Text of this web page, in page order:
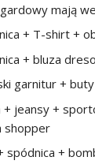
mają
+ T-shirt +
+ bluza
garnitur +
+ jeansy +
shopper
spódnica +